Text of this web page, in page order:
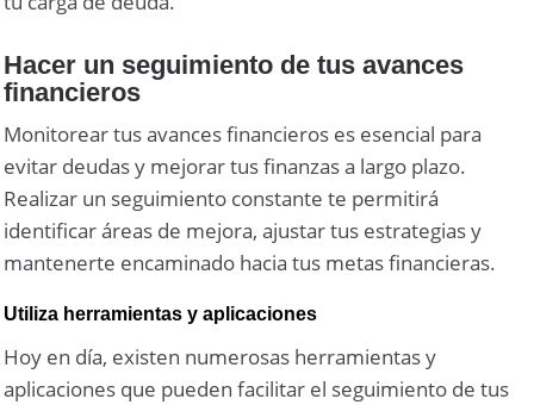
Hacer un seguimiento de tus avances
financieros
Monitorear tus avances financieros es esencial para
evitar deudas y mejorar tus finanzas a largo plazo.
Realizar un seguimiento constante te permitirá
identificar áreas de mejora, ajustar tus estrategias y
mantenerte encaminado hacia tus metas financieras.
Utiliza herramientas y aplicaciones
Hoy en día, existen numerosas herramientas y
aplicaciones que pueden facilitar el seguimiento de tus